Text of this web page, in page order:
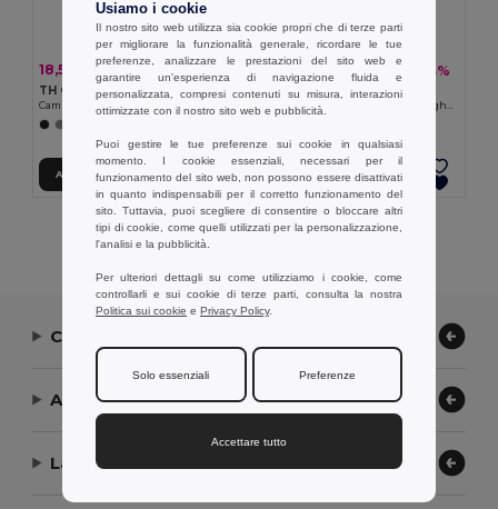
18,52 € 26,57 € -30%
TH Clothes 30154
Aggiungi al carrello
18,36 € -33%
TH Clothes 30152
Camicia in popeline a maniche lunghe da donna
Aggiungi al carrello
Visualizzazione Di Tutti I Prodotti.
Contattaci
Aiuto or Assistenza
La nostra azienda
Usiamo i cookie
Il nostro sito web utilizza sia cookie propri che di terze parti
per migliorare la funzionalità generale, ricordare le tue
preferenze, analizzare le prestazioni del sito web e
garantire un'esperienza di navigazione fluida e
personalizzata, compresi contenuti su misura, interazioni
ottimizzate con il nostro sito web e pubblicità.
Puoi gestire le tue preferenze sui cookie in qualsiasi
momento. I cookie essenziali, necessari per il
funzionamento del sito web, non possono essere disattivati
in quanto indispensabili per il corretto funzionamento del
sito. Tuttavia, puoi scegliere di consentire o bloccare altri
tipi di cookie, come quelli utilizzati per la personalizzazione,
l'analisi e la pubblicità.
Per ulteriori dettagli su come utilizziamo i cookie, come
controllarli e sui cookie di terze parti, consulta la nostra
Politica sui cookie e Privacy Policy.
Solo essenziali Preferenze
Accettare tutto